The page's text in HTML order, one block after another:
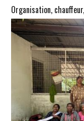
Organisation,